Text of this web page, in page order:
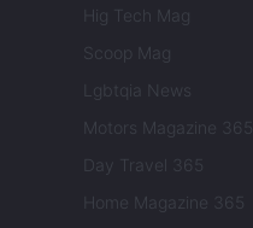
Hig Tech Mag
Scoop Mag
Lgbtqia News
Motors Magazine 365
Day Travel 365
Home Magazine 365